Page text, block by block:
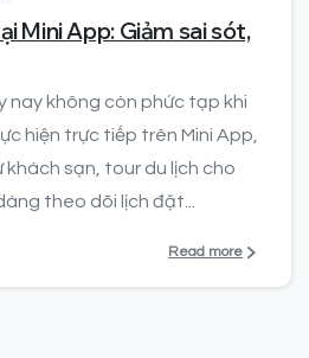
Mini App: Giảm sai sót,
nay không còn phức tạp khi
hiện trực tiếp trên Mini App,
sạn, tour du lịch cho
theo dõi lịch đặt...
Read more